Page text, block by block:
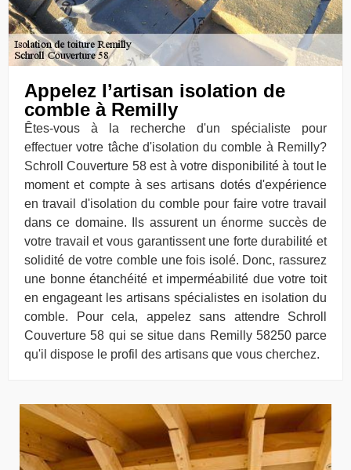
Appelez l’artisan isolation de
comble à Remilly
Êtes-vous à la recherche d'un spécialiste pour
effectuer votre tâche d'isolation du comble à Remilly?
Schroll Couverture 58 est à votre disponibilité à tout le
moment et compte à ses artisans dotés d'expérience
en travail d'isolation du comble pour faire votre travail
dans ce domaine. Ils assurent un énorme succès de
votre travail et vous garantissent une forte durabilité et
solidité de votre comble une fois isolé. Donc, rassurez
une bonne étanchéité et imperméabilité due votre toit
en engageant les artisans spécialistes en isolation du
comble. Pour cela, appelez sans attendre Schroll
Couverture 58 qui se situe dans Remilly 58250 parce
qu'il dispose le profil des artisans que vous cherchez.